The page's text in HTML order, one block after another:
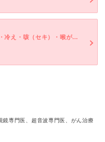
発熱・ほてり・だるい・むくみ・冷え・咳（セキ）・喉が痛い・体調不良・便秘
専門医、超音波専門医、がん治療